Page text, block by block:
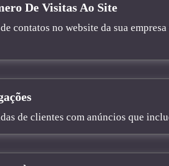
De Visitas Ao Site
contatos no website da sua
de clientes com anúncios que